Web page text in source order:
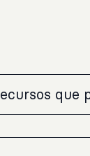
que